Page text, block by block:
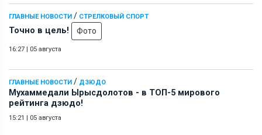
ГЛАВНЫЕ НОВОСТИ / СТРЕЛКОВЫЙ СПОРТ
Точно в цель! Фото
16:27 | 05 августа
ГЛАВНЫЕ НОВОСТИ / ДЗЮДО
Мухаммедали Ырысдолотов - в ТОП-5 мирового
рейтинга дзюдо!
15:21 | 05 августа